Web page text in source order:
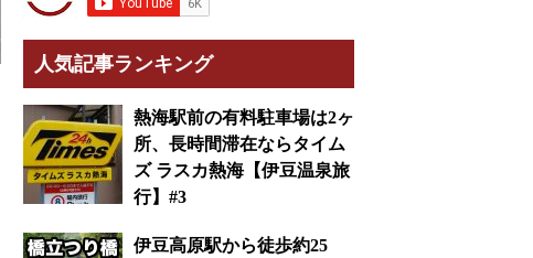
人気記事ランキング
熱海駅前の有料駐車場は2ヶ
所、長時間滞在ならタイム
ズ ラスカ熱海【伊豆温泉旅
行】#3
伊豆高原駅から徒歩約25